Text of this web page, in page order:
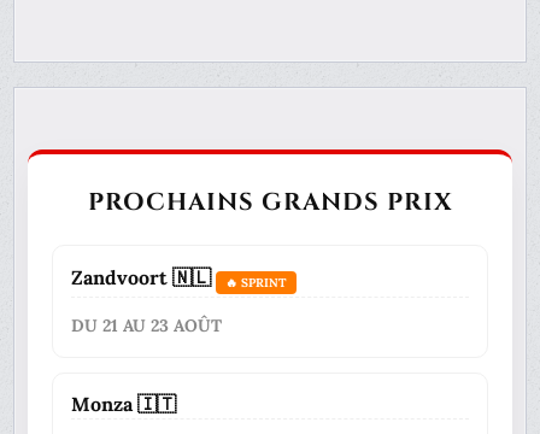
PROCHAINS GRANDS PRIX
Zandvoort 🇳🇱 🔥 SPRINT
DU 21 AU 23 AOÛT
Monza 🇮🇹